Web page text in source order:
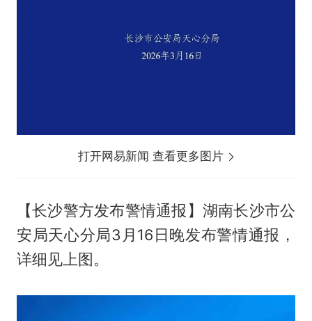
打开网易新闻 查看更多图片
【长沙警方发布警情通报】湖南长沙市公
安局天心分局3月16日晚发布警情通报，
详细见上图。